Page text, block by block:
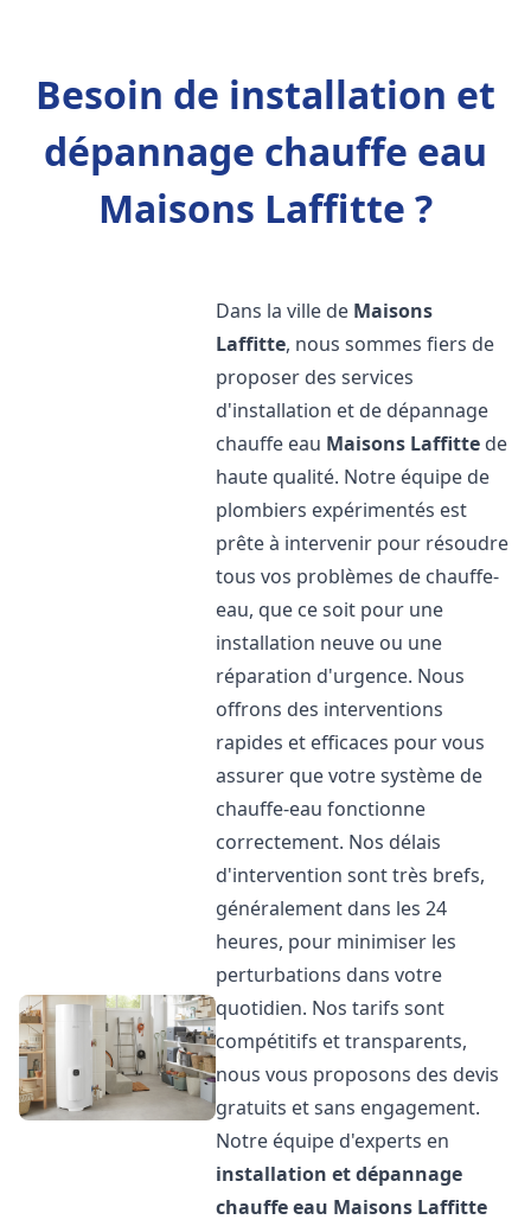
Besoin de installation et
dépannage chauffe eau
Maisons Laffitte ?
Dans la ville de Maisons
Laffitte, nous sommes fiers de
proposer des services
d'installation et de dépannage
chauffe eau Maisons Laffitte de
haute qualité. Notre équipe de
plombiers expérimentés est
prête à intervenir pour résoudre
tous vos problèmes de chauffe-
eau, que ce soit pour une
installation neuve ou une
réparation d'urgence. Nous
offrons des interventions
rapides et efficaces pour vous
assurer que votre système de
chauffe-eau fonctionne
correctement. Nos délais
d'intervention sont très brefs,
généralement dans les 24
heures, pour minimiser les
perturbations dans votre
quotidien. Nos tarifs sont
compétitifs et transparents,
nous vous proposons des devis
gratuits et sans engagement.
Notre équipe d'experts en
installation et dépannage
chauffe eau Maisons Laffitte